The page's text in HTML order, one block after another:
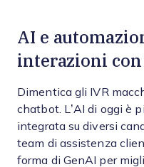
AI e
interazioni
Dimentica gli IVR
chatbot. L’AI di oggi è
integrata su diversi
team di assistenza
forma di GenAI per